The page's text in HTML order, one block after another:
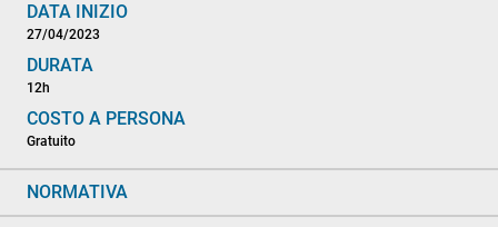
DATA INIZIO
27/04/2023
DURATA
12h
COSTO A PERSONA
Gratuito
NORMATIVA